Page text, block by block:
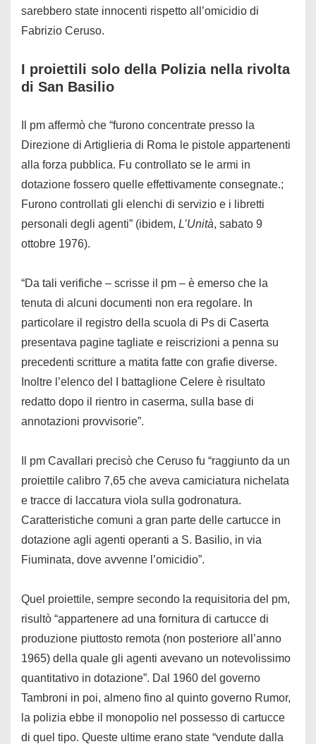
sarebbero state innocenti rispetto all’omicidio di
Fabrizio Ceruso.
I proiettili solo della Polizia nella rivolta
di San Basilio
Il pm affermò che “furono concentrate presso la
Direzione di Artiglieria di Roma le pistole appartenenti
alla forza pubblica. Fu controllato se le armi in
dotazione fossero quelle effettivamente consegnate.;
Furono controllati gli elenchi di servizio e i libretti
personali degli agenti” (ibidem, L’Unità, sabato 9
ottobre 1976).
“Da tali verifiche – scrisse il pm – è emerso che la
tenuta di alcuni documenti non era regolare. In
particolare il registro della scuola di Ps di Caserta
presentava pagine tagliate e reiscrizioni a penna su
precedenti scritture a matita fatte con grafie diverse.
Inoltre l’elenco del I battaglione Celere è risultato
redatto dopo il rientro in caserma, sulla base di
annotazioni provvisorie”.
Il pm Cavallari precisò che Ceruso fu “raggiunto da un
proiettile calibro 7,65 che aveva camiciatura nichelata
e tracce di laccatura viola sulla godronatura.
Caratteristiche comuni a gran parte delle cartucce in
dotazione agli agenti operanti a S. Basilio, in via
Fiuminata, dove avvenne l’omicidio”.
Quel proiettile, sempre secondo la requisitoria del pm,
risultò “appartenere ad una fornitura di cartucce di
produzione piuttosto remota (non posteriore all’anno
1965) della quale gli agenti avevano un notevolissimo
quantitativo in dotazione”. Dal 1960 del governo
Tambroni in poi, almeno fino al quinto governo Rumor,
la polizia ebbe il monopolio nel possesso di cartucce
di quel tipo. Queste ultime erano state “vendute dalla